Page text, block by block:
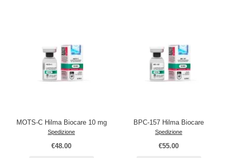
MOTS-C Hilma Biocare 10 mg
Spedizione
€48.00
BPC-157 Hilma Biocare
Spedizione
€55.00